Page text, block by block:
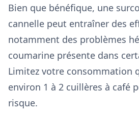
Bien que bénéfique, une
cannelle peut entraîner des
notamment des problèmes
coumarine présente dans
Limitez votre consommation
environ 1 à 2 cuillères à café
risque.